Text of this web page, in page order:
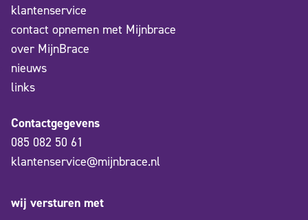
klantenservice
contact opnemen met Mijnbrace
over MijnBrace
nieuws
links
Contactgegevens
085 082 50 61
klantenservice@mijnbrace.nl
wij versturen met